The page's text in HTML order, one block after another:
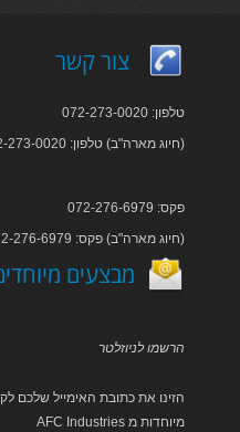
צור קשר
טלפון: 072-273-0020
+972 (0) 72-273-0020 :חיוג מארה"ב) טלפון)
פקס: 072-276-6979
+972 (0) 72-276-6979 :חיוג מארה"ב) פקס)
!מבצעים
הרשמו לניוזלטר
הזינו את כתובת האימייל שלכם
AFC Industries מיוחדות מ